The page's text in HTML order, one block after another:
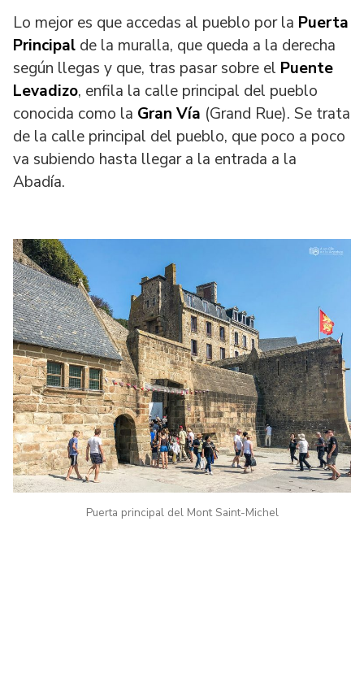
Lo mejor es que accedas al pueblo por la Puerta
Principal de la muralla, que queda a la derecha
según llegas y que, tras pasar sobre el Puente
Levadizo, enfila la calle principal del pueblo
conocida como la Gran Vía (Grand Rue). Se trata
de la calle principal del pueblo, que poco a poco
va subiendo hasta llegar a la entrada a la
Abadía.
Puerta principal del Mont Saint-Michel